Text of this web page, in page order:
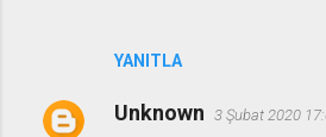
YANITLA
Unknown 3 Şubat 2020